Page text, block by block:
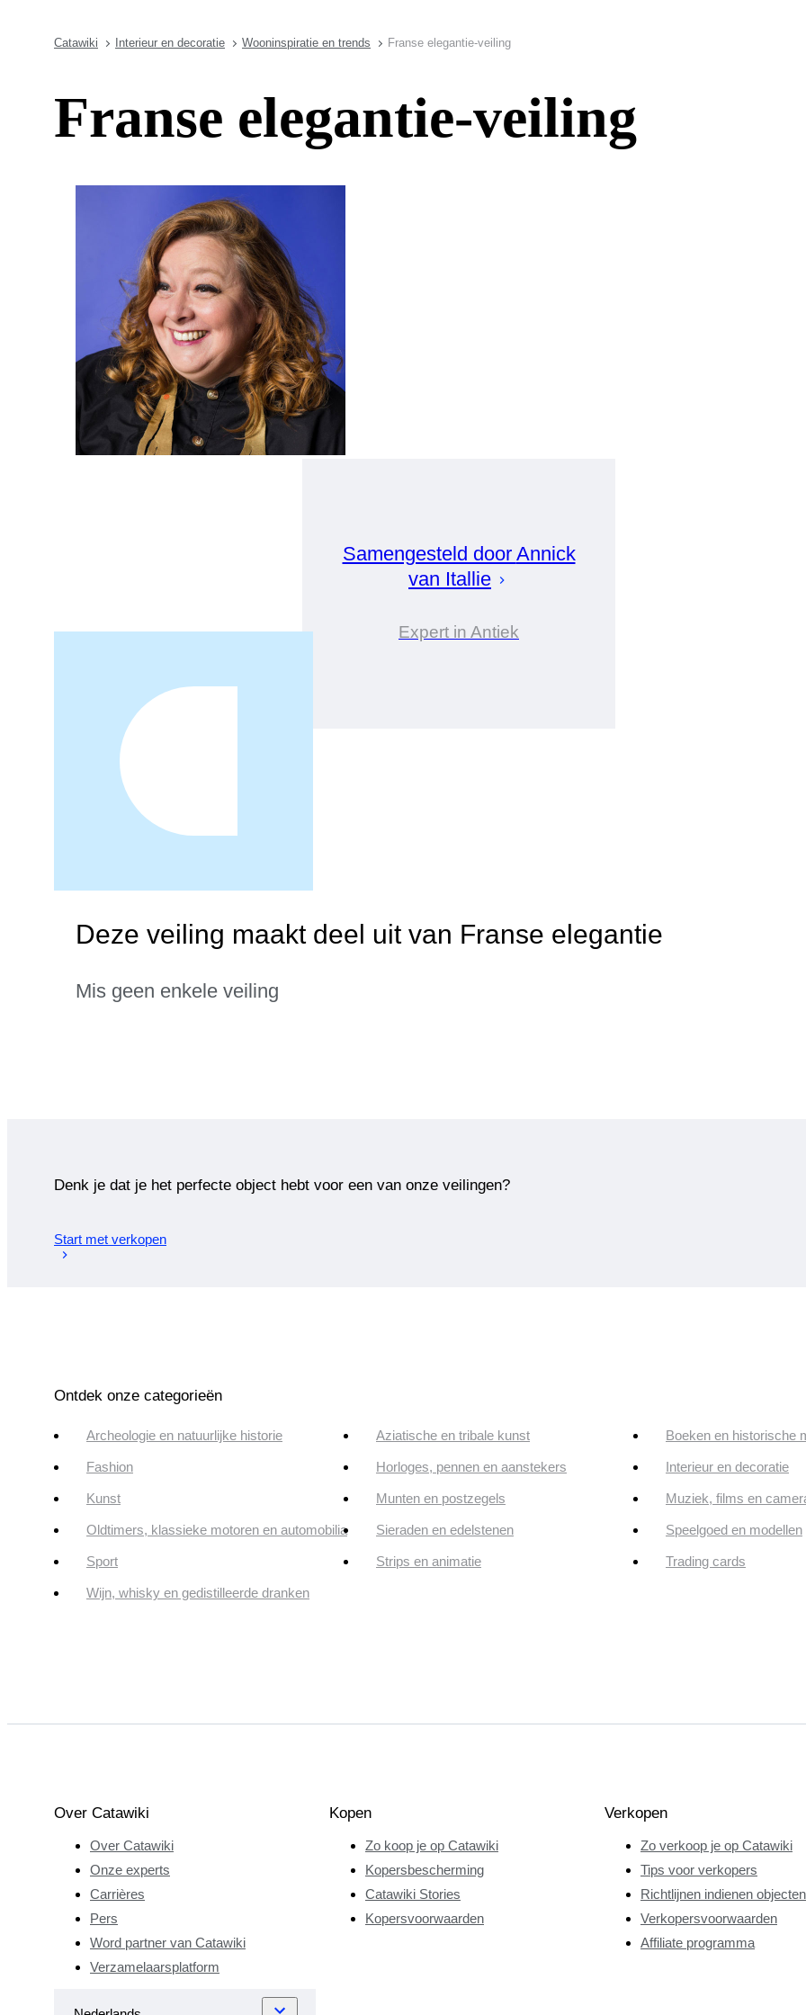
Catawiki Interieur en decoratie Wooninspiratie en trends Franse elegantie-veiling
Franse elegantie-veiling
Samengesteld door Annick
van Itallie
Expert in Antiek
Deze veiling maakt deel uit van Franse elegantie
Mis geen enkele veiling
Denk je dat je het perfecte object hebt voor een van onze veilingen?
Start met verkopen
Ontdek onze categorieën
Archeologie en natuurlijke historie Aziatische en tribale kunst Boeken en historische
Fashion Horloges, pennen en aanstekers Interieur en decoratie
Kunst Munten en postzegels Muziek, films en
Oldtimers, klassieke motoren en automobilia Sieraden en edelstenen Speelgoed en modellen
Sport Strips en animatie Trading cards
Wijn, whisky en gedistilleerde dranken
Over Catawiki
Over Catawiki
Onze experts
Carrières
Pers
Word partner van Catawiki
Verzamelaarsplatform
Kopen
Zo koop je op Catawiki
Kopersbescherming
Catawiki Stories
Kopersvoorwaarden
Verkopen
Zo verkoop je op Catawiki
Tips voor verkopers
Richtlijnen indienen objecten
Verkopersvoorwaarden
Affiliate programma